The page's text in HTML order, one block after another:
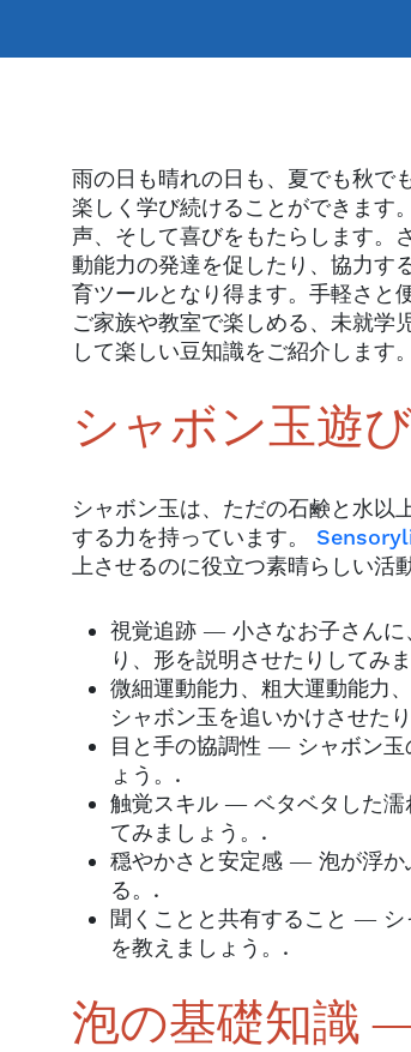
雨の日も晴れの日も、夏でも秋で
楽しく学び続けることができます
声、そして喜びをもたらします。
動能力の発達を促したり、協力す
育ツールとなり得ます。手軽さと
ご家族や教室で楽しめる、未就学
して楽しい豆知識をご紹介します
シャボン玉遊
シャボン玉は、ただの石鹸と水以
する力を持っています。
上させるのに役立つ素晴らしい活
視覚追跡 ― 小さなお子さんに
り、形を説明させたりしてみ
微細運動能力、粗大運動能力
シャボン玉を追いかけさせた
目と手の協調性 ― シャボン玉
ょう。.
触覚スキル ― ベタベタした濡
てみましょう。.
穏やかさと安定感 ― 泡が浮か
る。.
聞くことと共有すること ― シ
を教えましょう。.
泡の基礎知識